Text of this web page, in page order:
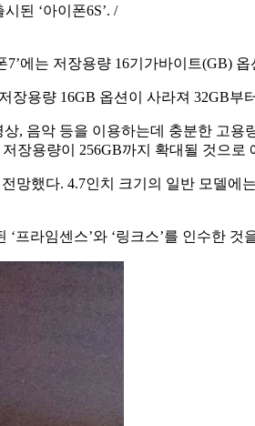
된 ‘아이폰6S’. /
에는 저장용량 16기가바이트(GB)
장용량 16GB 옵션이 사라져 32GB
, 음악 등을 이용하는데 충분한 고
장용량이 256GB까지 확대될 것으로
망했다. 4.7인치 크기의 일반 모델
프라임센스’와 ‘링크스’를 인수한